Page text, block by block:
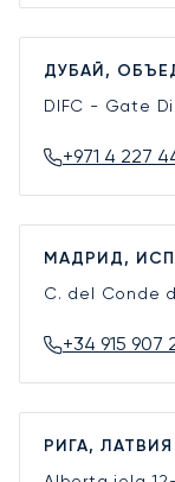
ДУБАЙ,
DIFC - Gate
+971 4 227
МАДРИД,
C. del Conde
+34 915 907
РИГА, ЛАТВИЯ